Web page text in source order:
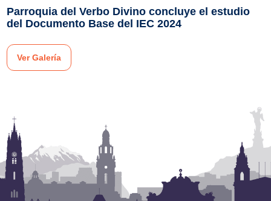
Parroquia del Verbo Divino concluye el estudio
del Documento Base del IEC 2024
Ver Galería